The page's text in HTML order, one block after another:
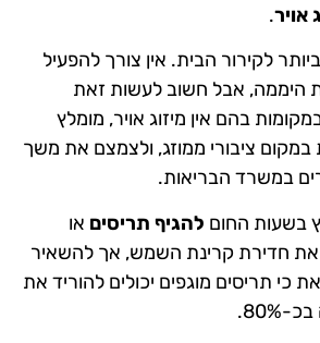
אויר.
לקירור הבית. אין צורך להפעיל
היממה, אבל חשוב לעשות זאת
בהם אין מיזוג אויר, מומלץ
ציבורי ממוזג, ולצמצם את משך
במשרד הבריאות.
בשעות החום להגיף תריסים או
את חדירת קרינת השמש, אך להשאיר
כי תריסים מוגפים יכולים להוריד את